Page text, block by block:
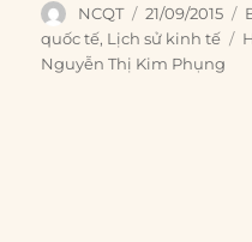
Author
NCQT
Posted
on
21/09/2015
quốc tế, Lịch sử kinh tế
Nguyễn Thị Kim Phụng